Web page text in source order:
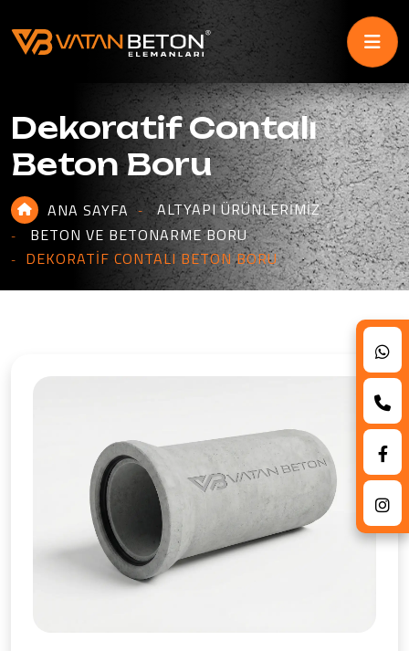
Dekoratif Contalı
Beton Boru
ANA SAYFA
ALTYAPI ÜRÜNLERIMIZ
BETON VE BETONARME BORU
DEKORATIF CONTALI BETON BORU